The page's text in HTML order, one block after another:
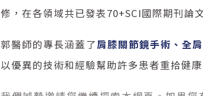
修，在各領域共已發表70+SCI國際期刊論
郭醫師的專長涵蓋了肩膝關節鏡手術、全
以優異的技術和經驗幫助許多患者重拾健康